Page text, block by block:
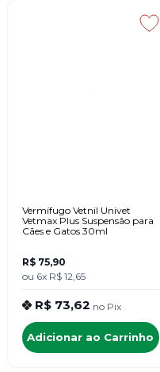
Vermífugo Vetnil Univet
Vetmax Plus Suspensão para
Cães e Gatos 30ml
R$ 75,90
ou 6x R$ 12,65
R$ 73,62 no Pix
Adicionar ao Carrinho